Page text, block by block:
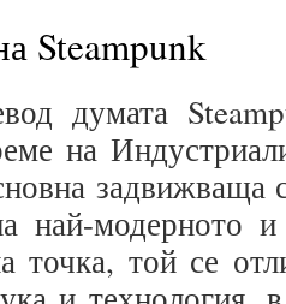
Steampunk
думата
на
задвижваща
най-модерното
точка, той се